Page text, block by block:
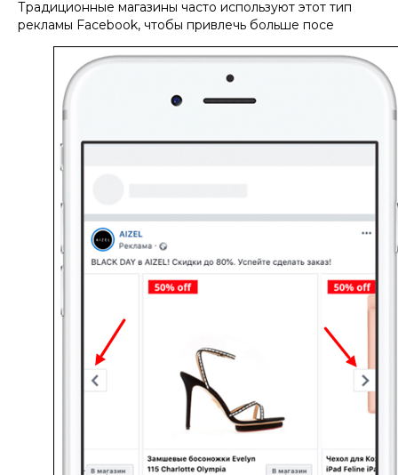
Традиционные магазины часто используют этот тип
рекламы Facebook, чтобы привлечь больше посе